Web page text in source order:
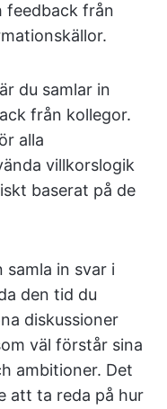
feedback från
du samlar in
från kollegor.
alla
villkorslogik
baserat på de
in svar i
den tid du
diskussioner
väl förstår sina
ambitioner. Det
att ta reda på hur